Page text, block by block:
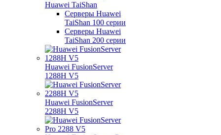
Huawei TaiShan
Серверы Huawei
TaiShan 100 серии
Серверы Huawei
TaiShan 200 серии
Huawei FusionServer
1288H V5
Huawei FusionServer
2288H V5